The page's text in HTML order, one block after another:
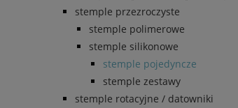
stemple przezroczyste
stemple polimerowe
stemple silikonowe
stemple pojedyncze
stemple zestawy
stemple rotacyjne / datowniki